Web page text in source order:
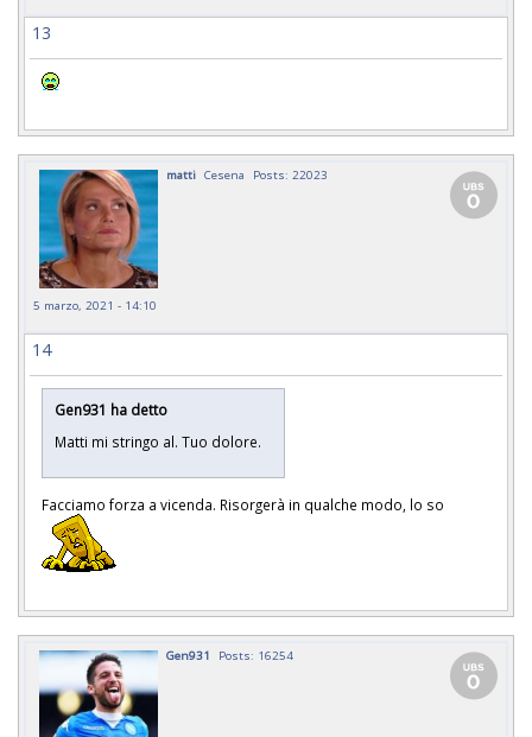
13
matti Cesena Posts: 22023
5 marzo, 2021 - 14:10
14
Gen931 ha detto
Matti mi stringo al. Tuo dolore.
Facciamo forza a vicenda. Risorgerà in qualche modo, lo so
Gen931 Posts: 16254